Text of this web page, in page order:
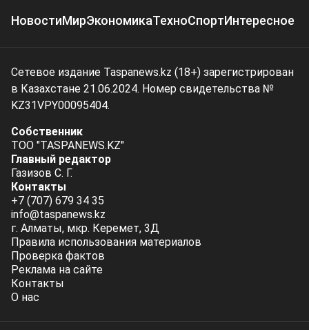
НовостиМирЭкономикаТехноСпортИнтересное
Сетевое издание Taspanews.kz (18+) зарегистрирован
в Казахстане 21.06.2024. Номер свидетельства №
KZ31VPY00095404.
Собственник
ТОО "TASPANEWS.KZ"
Главный редактор
Газизов С. Г.
Контакты
+7 (707) 679 34 35
info@taspanews.kz
г. Алматы, мкр. Керемет, 3Д
Правила использования материалов
Проверка фактов
Реклама на сайте
Контакты
О нас